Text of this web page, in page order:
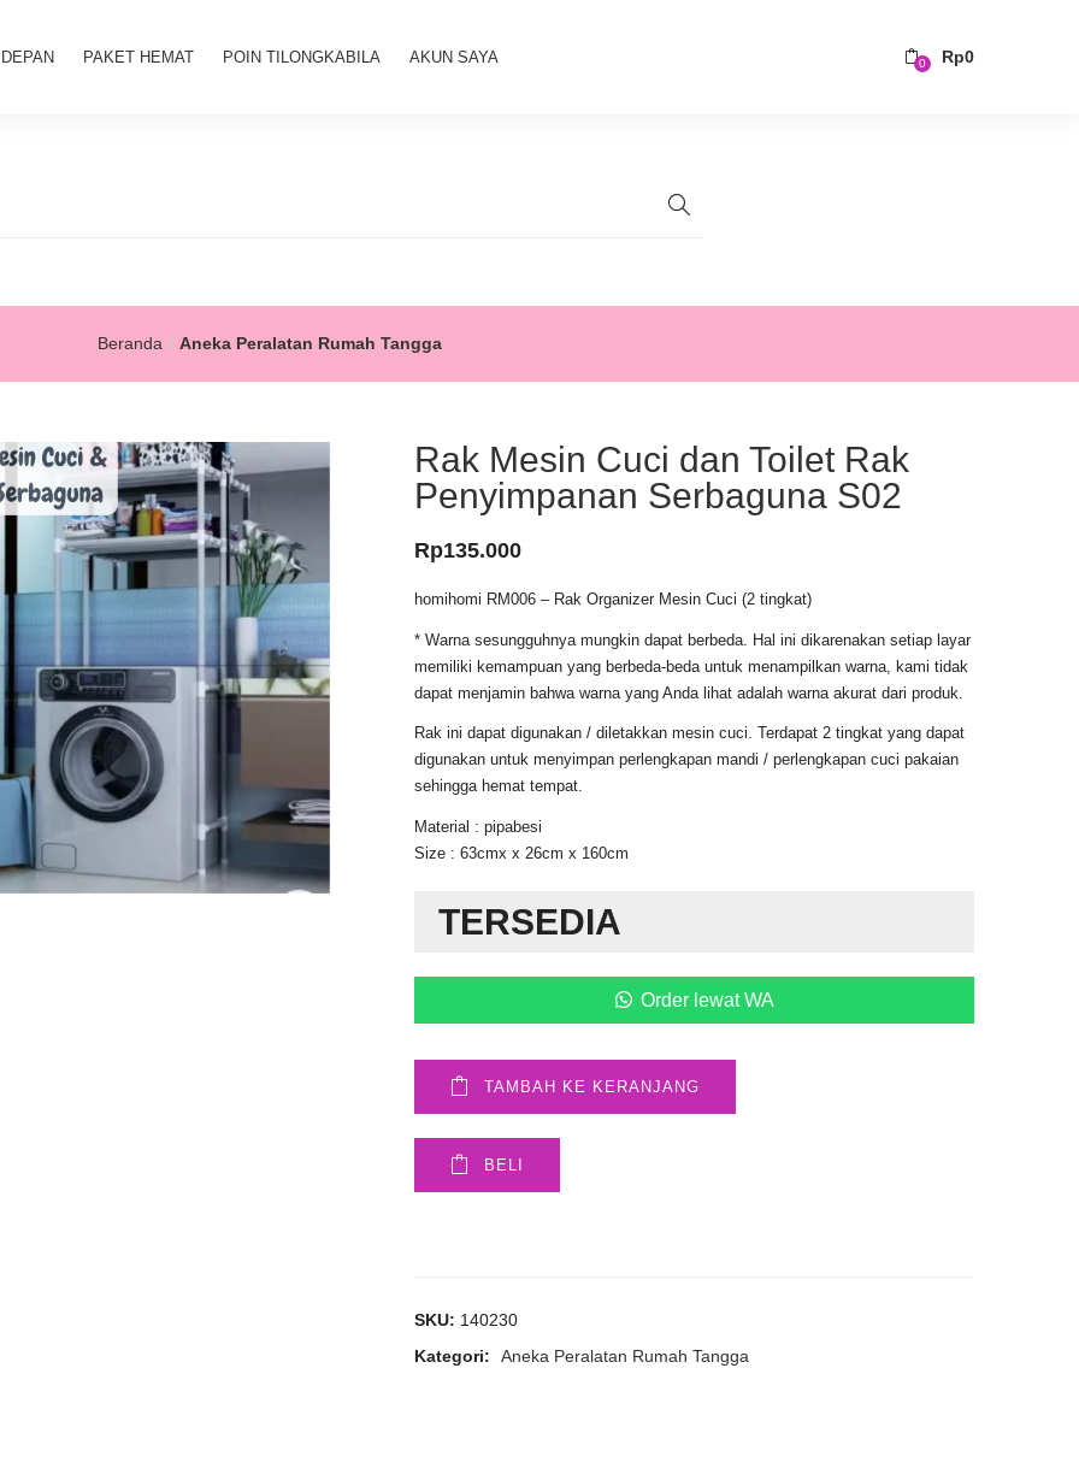
PAKET HEMAT POIN TILONGKABILA AKUN SAYA 0 Rp0
Beranda Aneka Peralatan Rumah Tangga
Rak Mesin Cuci dan Toilet Rak
Penyimpanan Serbaguna S02
Rp135.000
homihomi RM006 – Rak Organizer Mesin Cuci (2 tingkat)
* Warna sesungguhnya mungkin dapat berbeda. Hal ini dikarenakan setiap layar
memiliki kemampuan yang berbeda-beda untuk menampilkan warna, kami tidak
dapat menjamin bahwa warna yang Anda lihat adalah warna akurat dari produk.
Rak ini dapat digunakan / diletakkan mesin cuci. Terdapat 2 tingkat yang dapat
digunakan untuk menyimpan perlengkapan mandi / perlengkapan cuci pakaian
sehingga hemat tempat.
Material : pipabesi
Size : 63cmx x 26cm x 160cm
TERSEDIA
Order lewat WA
TAMBAH KE KERANJANG
BELI
SKU: 140230
Kategori:
Aneka Peralatan Rumah Tangga